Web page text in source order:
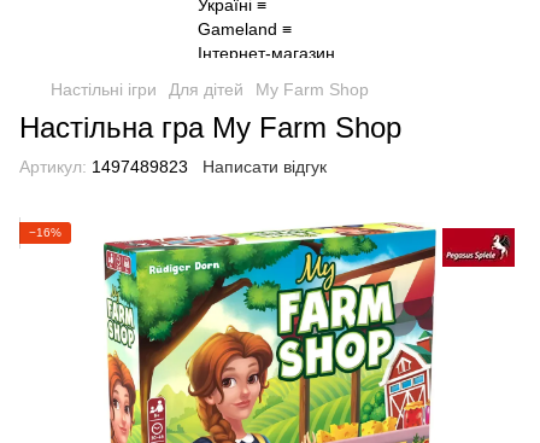
Настільні ігри Для дітей My Farm Shop
Настільна гра My Farm Shop
Артикул: 1497489823 Написати відгук
−16%